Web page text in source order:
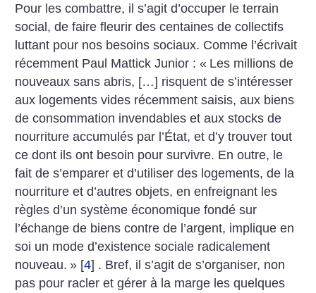
Pour les combattre, il s’agit d’occuper le terrain
social, de faire fleurir des centaines de collectifs
luttant pour nos besoins sociaux. Comme l’écrivait
récemment Paul Mattick Junior : « Les millions de
nouveaux sans abris, […] risquent de s’intéresser
aux logements vides récemment saisis, aux biens
de consommation invendables et aux stocks de
nourriture accumulés par l’État, et d’y trouver tout
ce dont ils ont besoin pour survivre. En outre, le
fait de s’emparer et d’utiliser des logements, de la
nourriture et d’autres objets, en enfreignant les
règles d’un système économique fondé sur
l’échange de biens contre de l’argent, implique en
soi un mode d’existence sociale radicalement
nouveau. » [4] . Bref, il s’agit de s’organiser, non
pas pour racler et gérer à la marge les quelques